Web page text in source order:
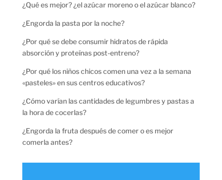
¿Qué es mejor? ¿el azúcar moreno o el azúcar blanco?
¿Engorda la pasta por la noche?
¿Por qué se debe consumir hidratos de rápida
absorción y proteínas post-entreno?
¿Por qué los niños chicos comen una vez a la semana
«pasteles» en sus centros educativos?
¿Cómo varían las cantidades de legumbres y pastas a
la hora de cocerlas?
¿Engorda la fruta después de comer o es mejor
comerla antes?